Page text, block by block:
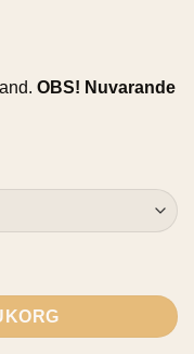
OBS! Nuvarande